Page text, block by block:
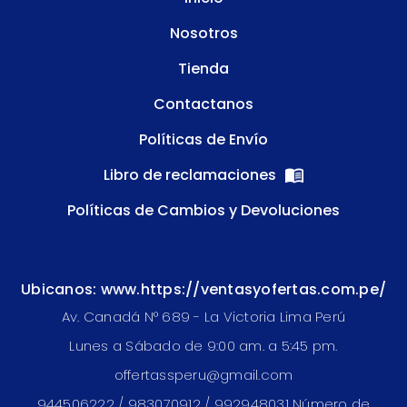
Nosotros
Tienda
Contactanos
Políticas de Envío
Libro de reclamaciones
Políticas de Cambios y Devoluciones
Ubicanos: www.https://ventasyofertas.com.pe/
Av. Canadá N° 689 - La Victoria Lima Perú
Lunes a Sábado de 9:00 am. a 5:45 pm.
offertassperu@gmail.com